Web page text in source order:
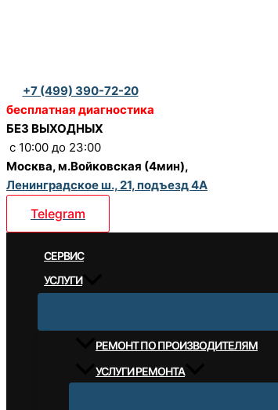
+7 (499) 390-72-20
бесплатная диагностика
БЕЗ ВЫХОДНЫХ
c 10:00 до 23:00
Москва, м.Войковская (4мин),
Ленинградское ш., 21, подъезд 4А
Telegram
CЕРВИС
УСЛУГИ
РЕМОНТ ПО ПРОИЗВОДИТЕЛЯМ
УСЛУГИ РЕМОНТА